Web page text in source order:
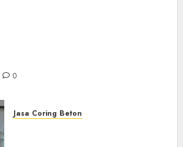
0
Jasa Coring Beton